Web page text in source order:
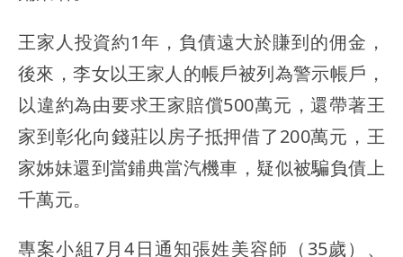
王家人投資約1年，負債遠大於賺到的佣金，
後來，李女以王家人的帳戶被列為警示帳戶，
以違約為由要求王家賠償500萬元，還帶著王
家到彰化向錢莊以房子抵押借了200萬元，王
家姊妹還到當鋪典當汽機車，疑似被騙負債上
千萬元。
專案小組7月4日通知張姓美容師（35歲）、